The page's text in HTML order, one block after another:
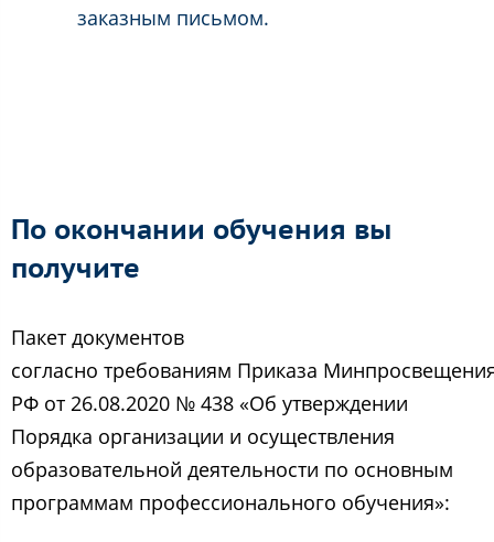
заказным письмом.
По окончании обучения вы
получите
Пакет документов
согласно требованиям Приказа
РФ от 26.08.2020 № 438 «Об утверждении
Порядка организации и осуществления
образовательной деятельности по основным
программам профессионального обучения»: